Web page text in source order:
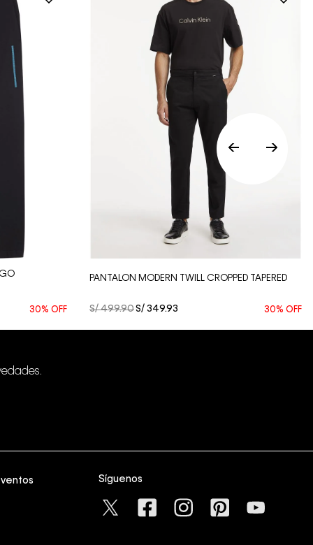
30% OFF
Vista Rápida
PANTALON MODERN TWILL CROPPED TAPERED
S/ 499.90S/ 349.93 30% OFF
Síguenos